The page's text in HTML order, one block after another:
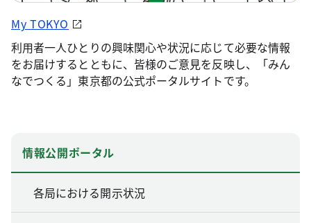
My TOKYO
利用者一人ひとりの興味関心や状況に応じて必要な情報
をお届けするとともに、皆様のご意見を反映し、「みん
なでつくる」東京都の公式ポータルサイトです。
情報公開ポータル
各局における開示状況